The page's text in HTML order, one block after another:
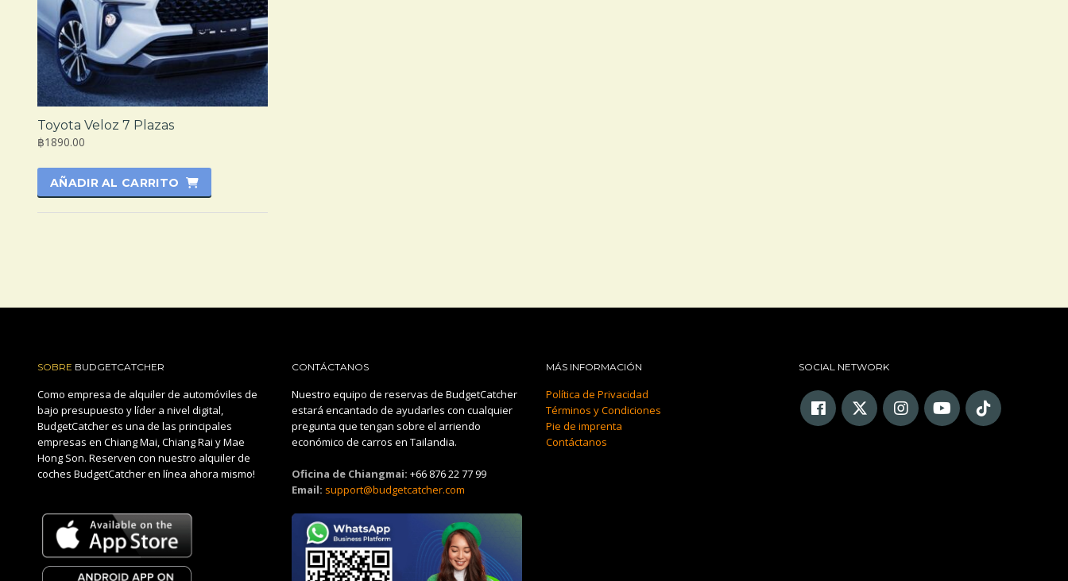
Toyota Veloz 7 Plazas
฿1890.00
AÑADIR AL CARRITO
SOBRE BUDGETCATCHER
Como empresa de alquiler de automóviles de
bajo presupuesto y líder a nivel digital,
BudgetCatcher es una de las principales
empresas en Chiang Mai, Chiang Rai y Mae
Hong Son. Reserven con nuestro alquiler de
coches BudgetCatcher en línea ahora mismo!
CONTÁCTANOS
Nuestro equipo de reservas de BudgetCatcher
estará encantado de ayudarles con cualquier
pregunta que tengan sobre el arriendo
económico de carros en Tailandia.
Oficina de Chiangmai: +66 876 22 77 99
Email: support@budgetcatcher.com
MÁS INFORMACIÓN
Política de Privacidad
Términos y Condiciones
Pie de imprenta
Contáctanos
SOCIAL NETWORK